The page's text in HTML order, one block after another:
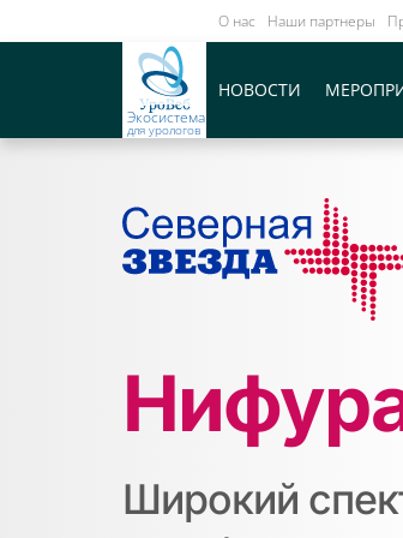
О нас Наши партнеры
Экосистема
для урологов
НОВОСТИ
Широкий